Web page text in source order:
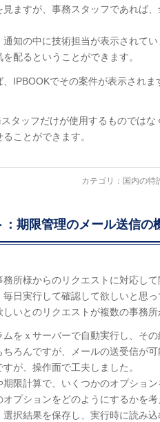
ますが、事務スタッフであれば
知の中に技術担当が表示されて
配るということができます。
IPBOOKでその案件が表示され
タッフだけが使用するものでは
ことができます。
カテゴリ： 国内の特
期限管理のメール送信の
所様からのリクエストに対応し
日実行して確認して欲しいと思
しいとのリクエストが複数の事務
をｘサーバーで自動実行し、そ
ちろんですが、メールの送受信が
が、操作面で工夫しました。
期限計算で、いくつかのオプショ
プションをどのようにするかを
択結果を保存し、実行時に読み